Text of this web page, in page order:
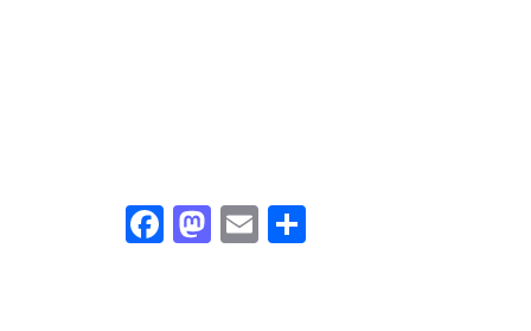
Facebook
Mastodon
Email